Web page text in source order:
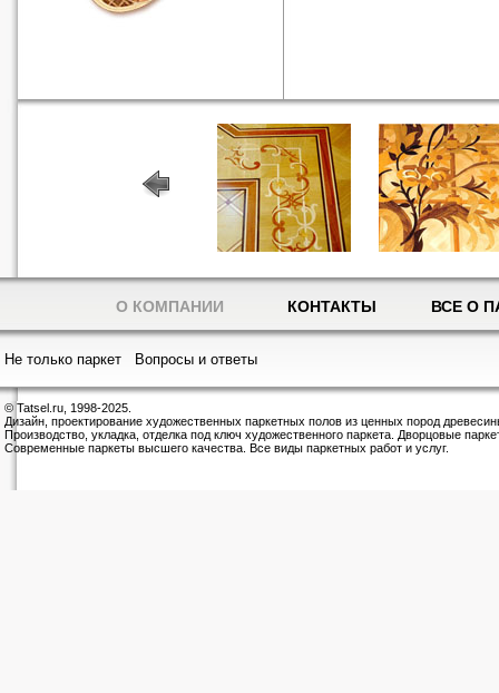
О КОМПАНИИ КОНТАКТЫ ВСЕ О
Не только паркет Вопросы и ответы
© Tatsel.ru, 1998-2025.
Дизайн, проектирование художественных паркетных полов из ценных пород
Производство, укладка, отделка под ключ художественного паркета. Дворцовые
Современные паркеты высшего качества. Все виды паркетных работ и услуг.